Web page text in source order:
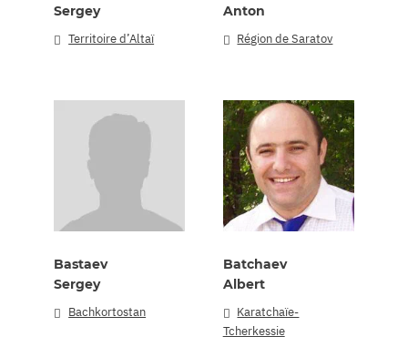
Sergey
Territoire d’Altaï
Anton
Région de Saratov
Bastaev
Sergey
Bachkortostan
Batchaev
Albert
Karatchaïe-
Tcherkessie